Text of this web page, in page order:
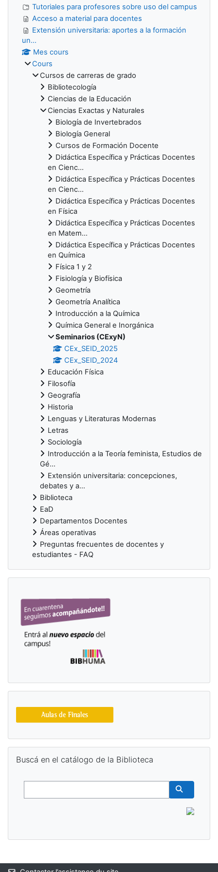
Tutoriales para profesores sobre uso del campus
Acceso a material para docentes
Extensión universitaria: aportes a la formación
un...
Mes cours
Cours
Cursos de carreras de grado
Bibliotecología
Ciencias de la Educación
Ciencias Exactas y Naturales
Biología de Invertebrados
Biología General
Cursos de Formación Docente
Didáctica Específica y Prácticas Docentes
en Cienc...
Didáctica Específica y Prácticas Docentes
en Cienc...
Didáctica Específica y Prácticas Docentes
en Física
Didáctica Específica y Prácticas Docentes
en Matem...
Didáctica Específica y Prácticas Docentes
en Química
Física 1 y 2
Fisiología y Biofísica
Geometría
Geometría Analítica
Introducción a la Química
Química General e Inorgánica
Seminarios (CExyN)
CEx_SEID_2025
CEx_SEID_2024
Educación Física
Filosofía
Geografía
Historia
Lenguas y Literaturas Modernas
Letras
Sociología
Introducción a la Teoría feminista, Estudios de
Gé...
Extensión universitaria: concepciones,
debates y a...
Biblioteca
EaD
Departamentos Docentes
Áreas operativas
Preguntas frecuentes de docentes y
estudiantes - FAQ
Buscá en el catálogo de la Biblioteca
Buscar
Blocs supplémentaires